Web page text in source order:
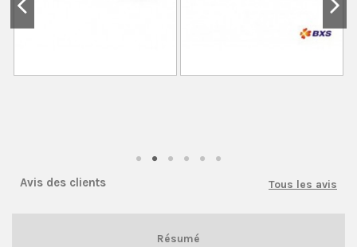
Avis des clients Tous les avis
Résumé